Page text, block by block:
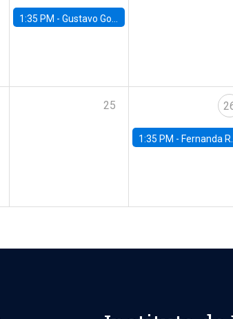
1:35 PM - Gustavo González, Banco Central de Chile
25
1:35 PM - Fernanda Rojas Ampuero, University of Wisconsin-Madison